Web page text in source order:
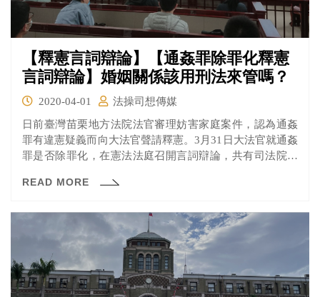
【釋憲言詞辯論】【通姦罪除罪化釋憲
言詞辯論】婚姻關係該用刑法來管嗎？
2020-04-01
法操司想傳媒
日前臺灣苗栗地方法院法官審理妨害家庭案件，認為通姦
罪有違憲疑義而向大法官聲請釋憲。3月31日大法官就通姦
罪是否除罪化，在憲法法庭召開言詞辯論，共有司法院刑
眾多專家學者有什麼意見？就讓法操來告訴您。
READ MORE